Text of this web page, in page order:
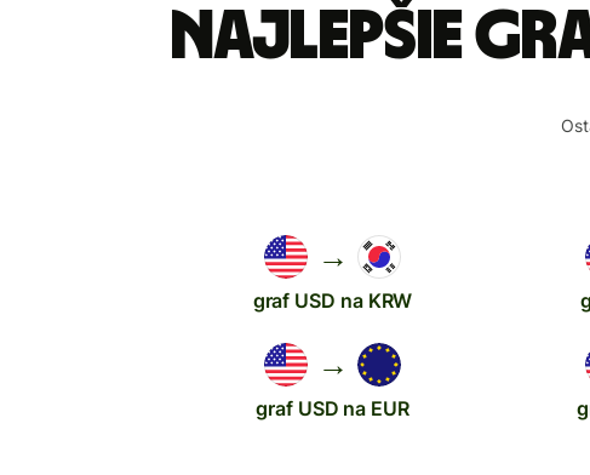
Najlepšie
→
graf USD na KRW
→
graf USD na EUR